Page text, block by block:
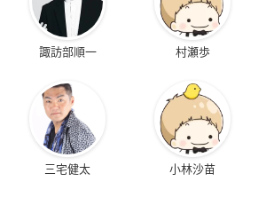
諏訪部順一 村瀬歩
三宅健太 小林沙苗